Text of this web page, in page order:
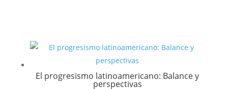
El progresismo latinoamericano: Balance y
perspectivas